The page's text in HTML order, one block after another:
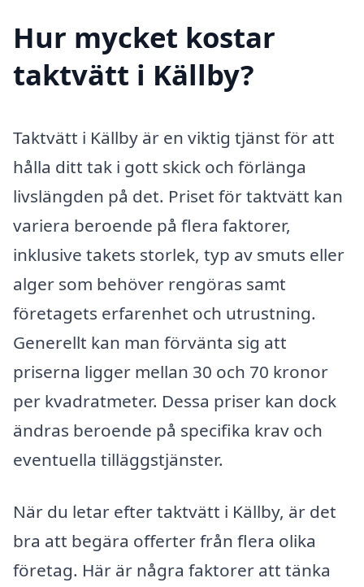
Hur mycket kostar
taktvätt i Källby?
Taktvätt i Källby är en viktig tjänst för att
hålla ditt tak i gott skick och förlänga
livslängden på det. Priset för taktvätt kan
variera beroende på flera faktorer,
inklusive takets storlek, typ av smuts eller
alger som behöver rengöras samt
företagets erfarenhet och utrustning.
Generellt kan man förvänta sig att
priserna ligger mellan 30 och 70 kronor
per kvadratmeter. Dessa priser kan dock
ändras beroende på specifika krav och
eventuella tilläggstjänster.
När du letar efter taktvätt i Källby, är det
bra att begära offerter från flera olika
företag. Här är några faktorer att tänka